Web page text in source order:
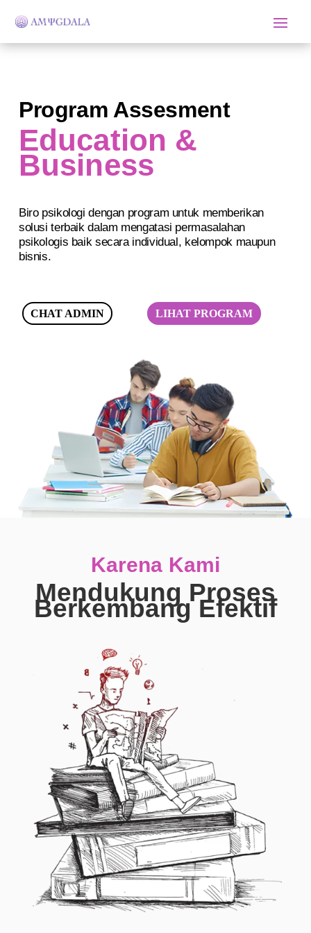
Program Assesment
Education &
Business
Biro psikologi dengan program untuk memberikan
solusi terbaik dalam mengatasi permasalahan
psikologis baik secara individual, kelompok maupun
bisnis.
CHAT ADMIN LIHAT PROGRAM
Karena Kami
Mendukung Proses
Berkembang Efektif